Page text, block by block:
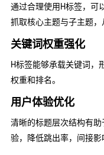
通过合理使用H标签，可
抓取核心主题与子主题，
关键词权重强化
H标签能够承载关键词，
权重和排名。
用户体验优化
清晰的标题层次结构有
验，降低跳出率，间接影